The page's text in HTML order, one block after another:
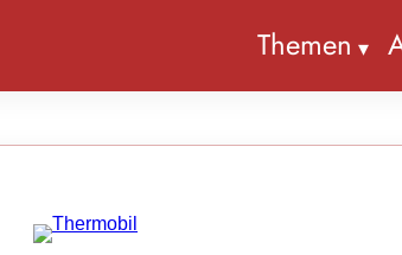
Themen